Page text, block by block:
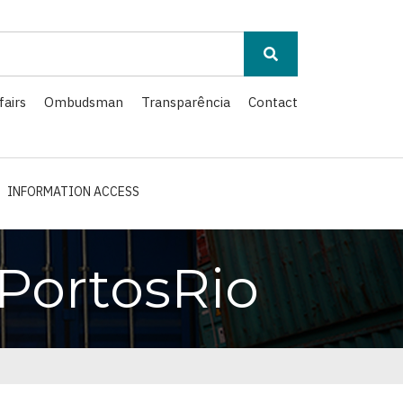
Ombudsman Transparência Contact
INFORMATION ACCESS